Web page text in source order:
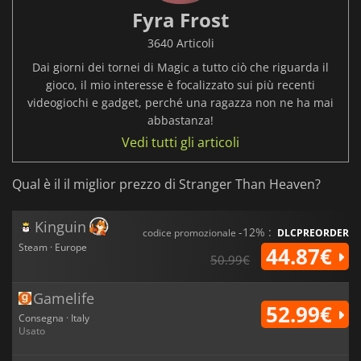
Fyra Frost
3640 Articoli
Dai giorni dei tornei di Magic a tutto ciò che riguarda il
gioco, il mio interesse è focalizzato sui più recenti
videogiochi e gadget, perché una ragazza non ne ha mai
abbastanza!
Vedi tutti gli articoli
Qual è il il miglior prezzo di Stranger Than Heaven?
Kinguin
Steam · Europe
codice promozionale -12% : DLCPREORDER
50.99€ 44.87€
Gamelife
Consegna · Italy
Usato
52.99€